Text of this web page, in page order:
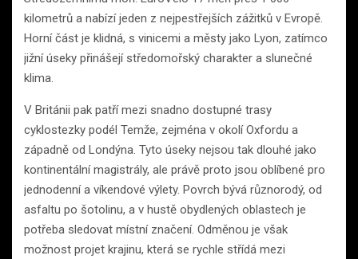
kilometrů a nabízí jeden z nejpestřejších zážitků v Evropě.
Horní část je klidná, s vinicemi a městy jako Lyon, zatímco
jižní úseky přinášejí středomořský charakter a slunečné
klima.
V Británii pak patří mezi snadno dostupné trasy
cyklostezky podél Temže, zejména v okolí Oxfordu a
západně od Londýna. Tyto úseky nejsou tak dlouhé jako
kontinentální magistrály, ale právě proto jsou oblíbené pro
jednodenní a víkendové výlety. Povrch bývá různorodý, od
asfaltu po šotolinu, a v hustě obydlených oblastech je
potřeba sledovat místní značení. Odměnou je však
možnost projet krajinu, která se rychle střídá mezi